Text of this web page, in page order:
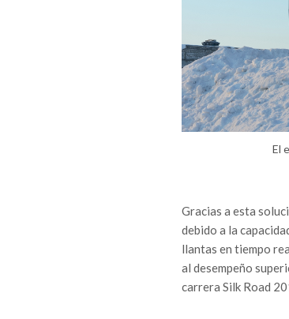
El
Gracias a esta
debido a la
llantas en tiempo
al desempeño
carrera Silk Road